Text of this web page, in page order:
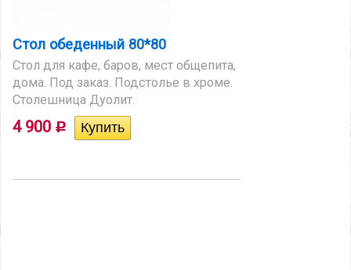
Стол обеденный 80*80
Стол для кафе, баров, мест общепита,
дома. Под заказ. Подстолье в хроме.
Столешница Дуолит.
4 900 Р